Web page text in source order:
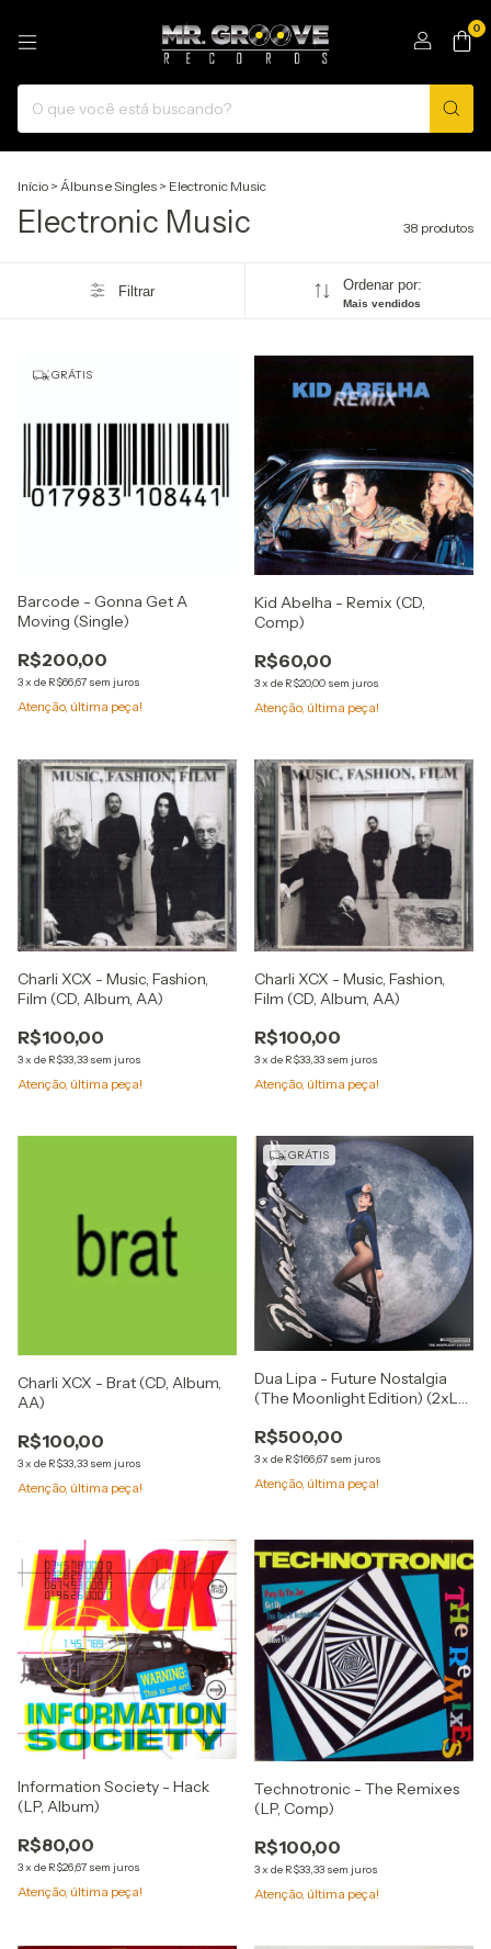
0
Início > Álbuns e Singles > Electronic Music
Electronic Music 38 produtos
Filtrar Ordenar por:
Mais vendidos
GRÁTIS
Barcode - Gonna Get A
Moving (Single)
R$200,00
3x de R$66,67 sem juros
Atenção, última peça!
Kid Abelha - Remix (CD,
Comp)
R$60,00
3x de R$20,00 sem juros
Atenção, última peça!
Charli XCX - Music, Fashion,
Film (CD, Album, AA)
R$100,00
3x de R$33,33 sem juros
Atenção, última peça!
Charli XCX - Music, Fashion,
Film (CD, Album, AA)
R$100,00
3x de R$33,33 sem juros
Atenção, última peça!
Charli XCX - Brat (CD, Album,
AA)
R$100,00
3x de R$33,33 sem juros
Atenção, última peça!
GRÁTIS
Dua Lipa - Future Nostalgia
(The Moonlight Edition) (2xLP,
R$500,00
3x de R$166,67 sem juros
Atenção, última peça!
Information Society - Hack
(LP, Album)
R$80,00
3x de R$26,67 sem juros
Atenção, última peça!
Technotronic - The Remixes
(LP, Comp)
R$100,00
3x de R$33,33 sem juros
Atenção, última peça!